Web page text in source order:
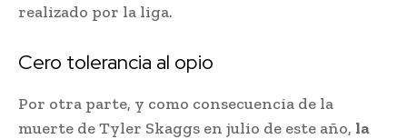
realizado por la liga.
Cero tolerancia al opio
Por otra parte, y como consecuencia de la
muerte de Tyler Skaggs en julio de este año, la